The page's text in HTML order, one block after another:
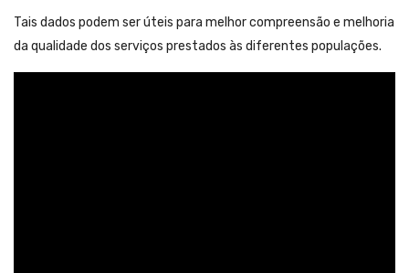
Tais dados podem ser úteis para melhor compreensão e melhoria
da qualidade dos serviços prestados às diferentes populações.